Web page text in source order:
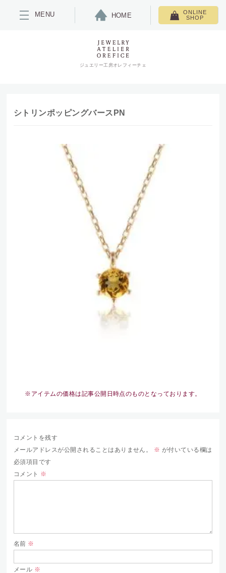
MENU HOME
ONLINE
SHOP
ジュエリー工房オレフィーチェ
シトリンポッピングバースPN
※アイテムの価格は記事公開日時点のものとなっております。
コメントを残す
メールアドレスが公開されることはありません。
※ が付いている欄は
必須項目です
コメント ※
名前 ※
メール ※